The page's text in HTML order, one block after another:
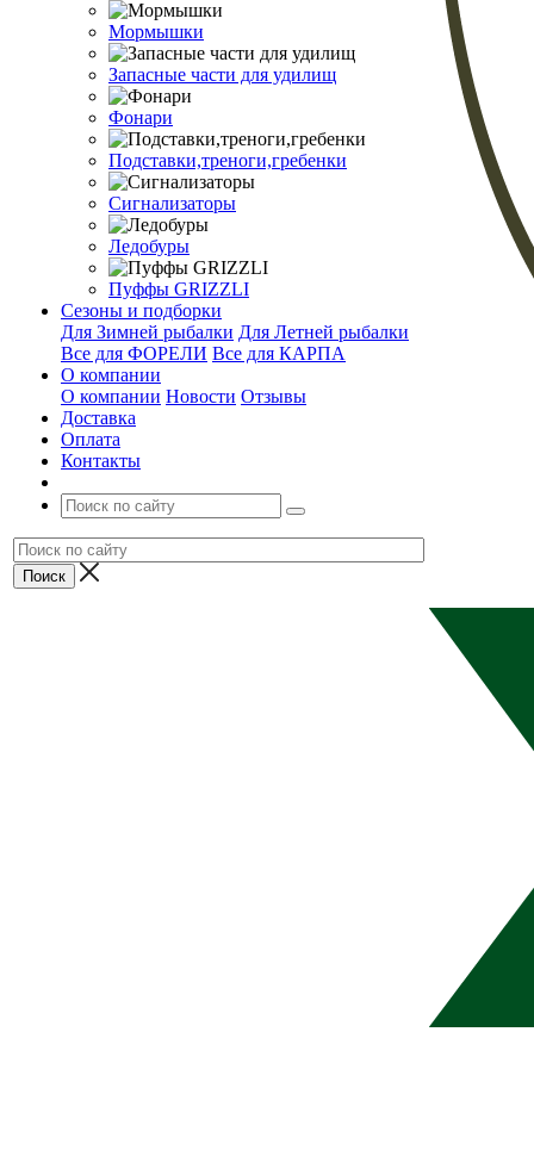
Мормышки
Запасные части для удилищ
Фонари
Подставки,треноги,гребенки
Сигнализаторы
Ледобуры
Пуффы GRIZZLI
Сезоны и подборки
Для Зимней рыбалки Для Летней рыбалки
Все для ФОРЕЛИ Все для КАРПА
О компании
О компании Новости Отзывы
Доставка
Оплата
Контакты